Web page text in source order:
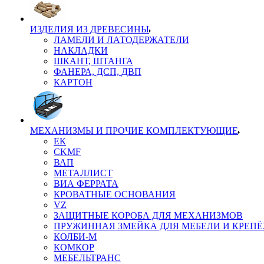
ИЗДЕЛИЯ ИЗ ДРЕВЕСИНЫ
ЛАМЕЛИ И ЛАТОДЕРЖАТЕЛИ
НАКЛАДКИ
ШКАНТ, ШТАНГА
ФАНЕРА, ДСП, ДВП
КАРТОН
МЕХАНИЗМЫ И ПРОЧИЕ КОМПЛЕКТУЮЩИЕ
ЕК
CKMF
ВАП
МЕТАЛЛИСТ
ВИА ФЕРРАТА
КРОВАТНЫЕ ОСНОВАНИЯ
VZ
ЗАЩИТНЫЕ КОРОБА ДЛЯ МЕХАНИЗМОВ
ПРУЖИННАЯ ЗМЕЙКА ДЛЯ МЕБЕЛИ И
КОЛБИ-М
КОМКОР
МЕБЕЛЬТРАНС